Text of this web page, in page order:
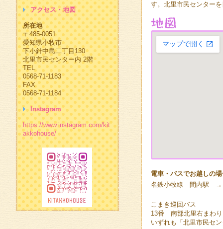
アクセス・地図
所在地
〒485-0051
愛知県小牧市
下小針中島二丁目130
北里市民センター内 2階
TEL
0568-71-1183
FAX
0568-71-1184
Instagram
https://www.instagram.com/kit
akkohouse/
す。北里市民センター
電車・バスでお越しの
名鉄小牧線 間内駅 →
こまき巡回バス
13番 南部北里右まわ
いずれも「北里市民セ